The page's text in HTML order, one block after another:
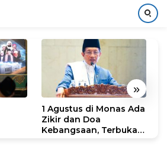
»
1 Agustus di Monas Ada
Zikir dan Doa
Kebangsaan, Terbuka